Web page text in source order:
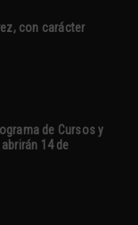
con carácter
de Cursos y
14 de